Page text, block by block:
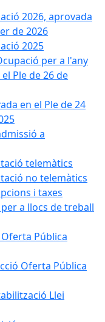
2026, aprovada
de 2026
2025
per a l'any
Ple de 26 de
en el Ple de 24
a
telemàtics
no telemàtics
i taxes
a llocs de treball
Pública
Oferta Pública
Llei